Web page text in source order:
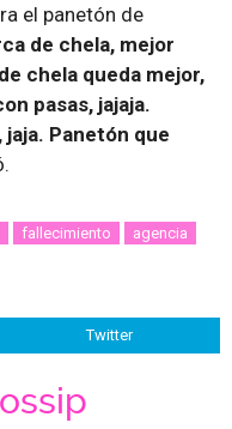
el panetón de
de chela, mejor
chela queda mejor,
pasas, jajaja.
Panetón que
fallecimiento agencia
Twitter